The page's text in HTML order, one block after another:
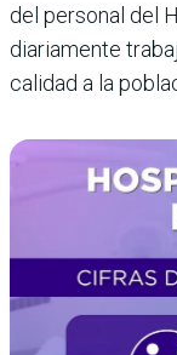
del personal del
diariamente
calidad a la